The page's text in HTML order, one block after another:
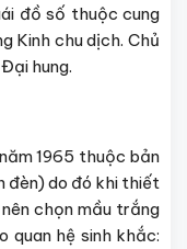
đồ số thuộc cung
Kinh chu dịch. Chủ
hung.
1965 thuộc bản
đèn) do đó khi thiết
chọn mầu trắng
quan hệ sinh khắc: